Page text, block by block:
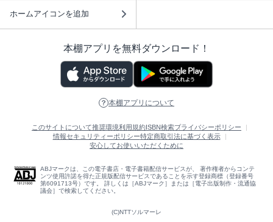
ホームアイコンを追加
本棚アプリを無料ダウンロード！
本棚アプリについて
このサイトについて推奨環境利用規約ISBN検索プライバシーポリシー
情報セキュリティーポリシー特定商取引法に基づく表示
安心してお使いいただくために
ABJマークは、この電子書店・電子書籍配信サービスが、 著作権者からコンテ
ンツ使用許諾を得た正規版配信サービスであることを示す登録商標（登録番号
第6091713号）です。 詳しくは［ABJマーク］または［電子出版制作・流通協
議会］で検索してください。
(C)NTTソルマーレ